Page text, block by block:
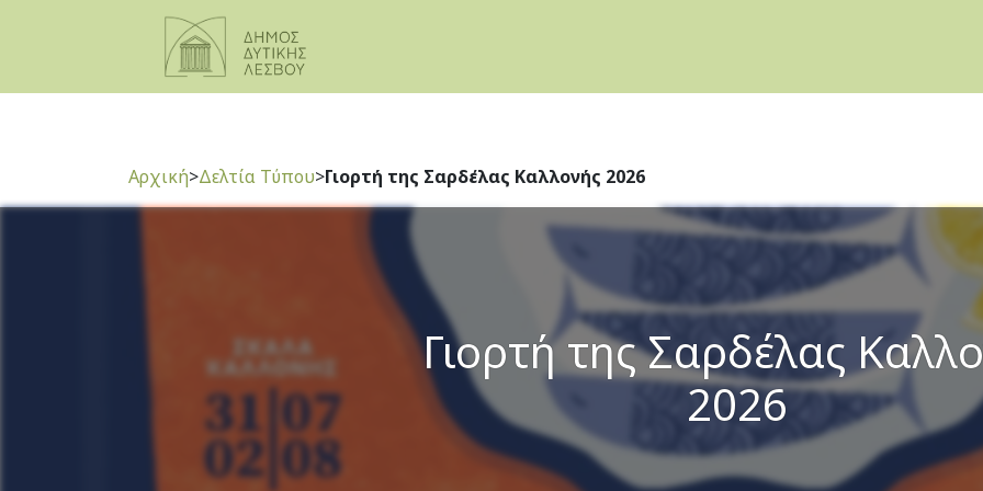
Αρχική>Δελτία Τύπου>Γιορτή της Σαρδέλας Καλλονής 2026
Γιορτή της Σαρδέλας
2026